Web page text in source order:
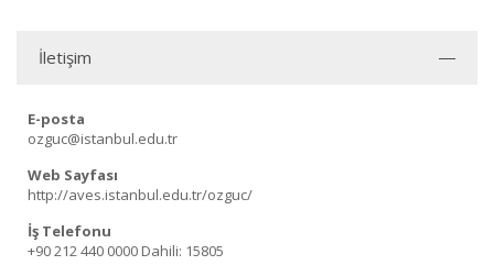
İletişim
E-posta
ozguc@istanbul.edu.tr
Web Sayfası
http://aves.istanbul.edu.tr/ozguc/
İş Telefonu
+90 212 440 0000 Dahili: 15805